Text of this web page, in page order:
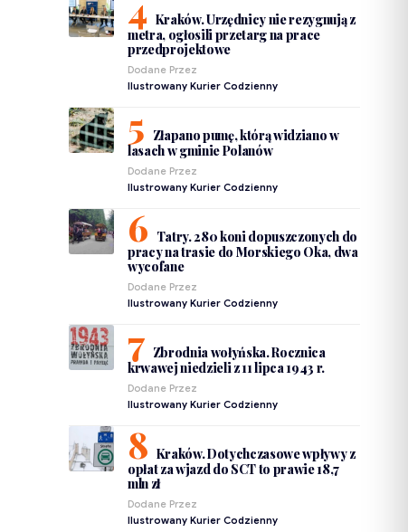
Kraków. Urzędnicy nie rezygnują z
metra, ogłosili przetarg na prace
przedprojektowe
Dodane Przez
Ilustrowany Kurier Codzienny
Złapano pumę, którą widziano w
lasach w gminie Polanów
Dodane Przez
Ilustrowany Kurier Codzienny
Tatry. 280 koni dopuszczonych do
pracy na trasie do Morskiego Oka, dwa
wycofane
Dodane Przez
Ilustrowany Kurier Codzienny
Zbrodnia wołyńska. Rocznica
krwawej niedzieli z 11 lipca 1943 r.
Dodane Przez
Ilustrowany Kurier Codzienny
Kraków. Dotychczasowe wpływy z
opłat za wjazd do SCT to prawie 18,7
mln zł
Dodane Przez
Ilustrowany Kurier Codzienny